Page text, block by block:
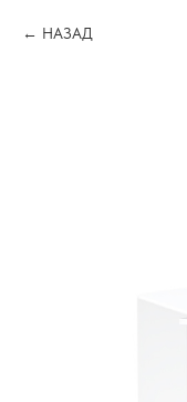
НАЗАД